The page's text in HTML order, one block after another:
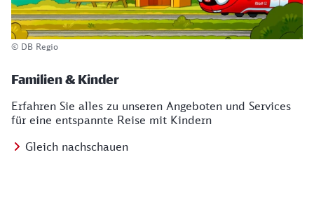
© DB Regio
Familien & Kinder
Erfahren Sie alles zu unseren Angeboten und Services
für eine entspannte Reise mit Kindern
Gleich nachschauen